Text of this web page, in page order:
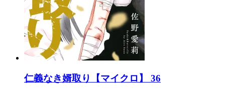
仁義なき婿取り【マイクロ】 36